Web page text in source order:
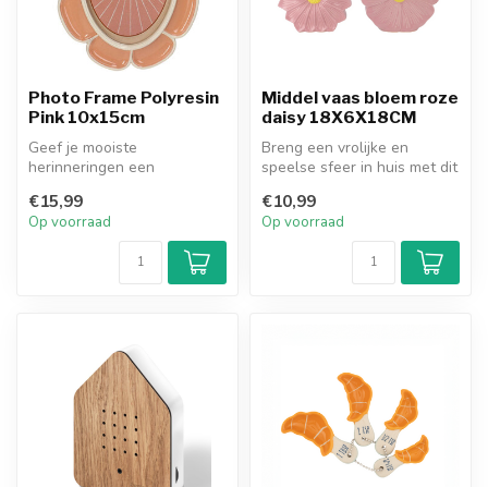
Photo Frame Polyresin
Pink 10x15cm
Geef je mooiste
herinneringen een
kleurrijke fotolijst ...
€15,99
Op voorraad
Middel vaas bloem roze
daisy 18X6X18CM
Breng een vrolijke en
speelse sfeer in huis met dit
...
€10,99
Op voorraad